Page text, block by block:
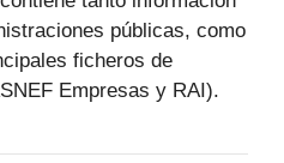
públicas, como
ficheros de
Empresas y RAI).